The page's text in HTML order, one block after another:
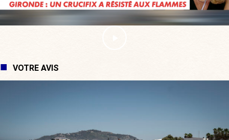
VOTRE AVIS